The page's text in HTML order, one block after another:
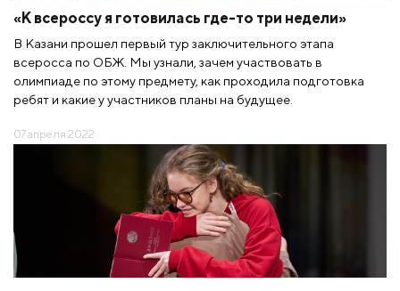
«К всероссу я готовилась где-то три недели»
В Казани прошел первый тур заключительного этапа
всеросса по ОБЖ. Мы узнали, зачем участвовать в
олимпиаде по этому предмету, как проходила подготовка
ребят и какие у участников планы на будущее.
07 апреля 2022